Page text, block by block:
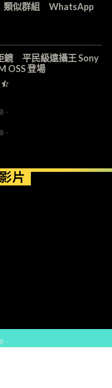
類似群組 WhatsApp
鏡 平民級遠攝王 Sony
OSS 登場
-
-
片
-